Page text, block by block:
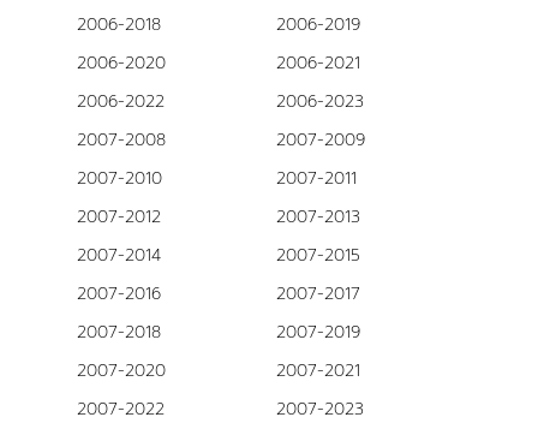
2006-2018
2006-2019
2006-2020
2006-2021
2006-2022
2006-2023
2007-2008
2007-2009
2007-2010
2007-2011
2007-2012
2007-2013
2007-2014
2007-2015
2007-2016
2007-2017
2007-2018
2007-2019
2007-2020
2007-2021
2007-2022
2007-2023